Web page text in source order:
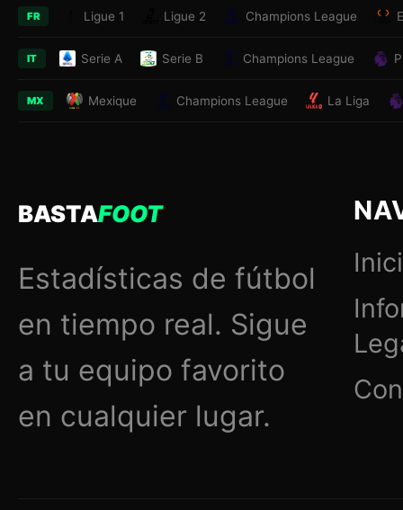
FR Ligue 1 Ligue 2 Champions League
IT Serie A Serie B Champions League
MX Mexique Champions League La Liga
BASTAFOOT
Estadísticas de fútbol
en tiempo real. Sigue
a tu equipo favorito
en cualquier lugar.